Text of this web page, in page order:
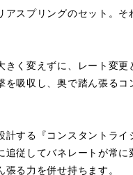
アスプリングのセット。
きく変えずに、レート変
を吸収し、奥で踏ん張る
計する『コンスタントラ
追従してバネレートが常
る力を併せ持ちます。